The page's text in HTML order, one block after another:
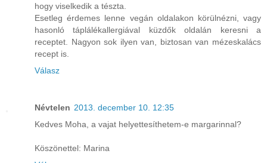
hogy viselkedik a tészta.
Esetleg érdemes lenne vegán oldalakon körülnézni, vagy
hasonló táplálékallergiával küzdők oldalán keresni a
receptet. Nagyon sok ilyen van, biztosan van mézeskalács
recept is.
Válasz
Névtelen 2013. december 10. 12:35
Kedves Moha, a vajat helyettesíthetem-e margarinnal?
Köszönettel: Marina